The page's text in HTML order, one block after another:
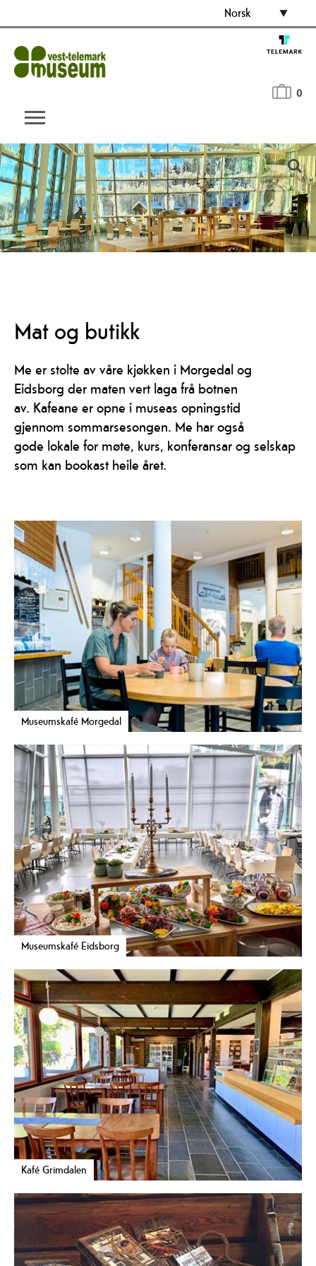
Norsk
0
Mat og butikk
Me er stolte av våre kjøkken i Morgedal og
Eidsborg der maten vert laga frå botnen
av. Kafeane er opne i museas opningstid
gjennom sommarsesongen. Me har også
gode lokale for møte, kurs, konferansar og selskap
som kan bookast heile året.
Museumskafé Morgedal
Museumskafé Eidsborg
Kafé Grimdalen